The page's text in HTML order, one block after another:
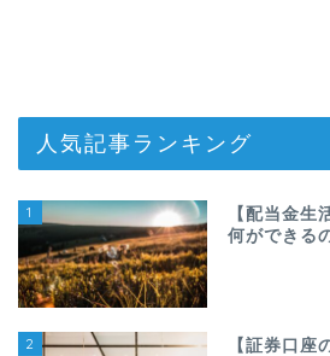
人気記事ランキング
1
【配当金生
何ができる
2
【証券口座